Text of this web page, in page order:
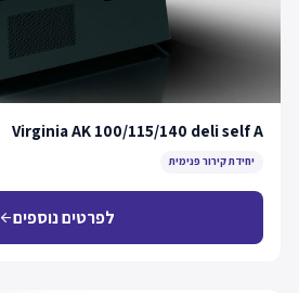
Virginia AK 100/115/140 deli self A
יחידת קירור פנימית
לפרטים נוספיםarrow_back